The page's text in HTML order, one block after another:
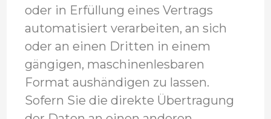
oder in Erfüllung eines Vertrags
automatisiert verarbeiten, an sich
oder an einen Dritten in einem
gängigen, maschinenlesbaren
Format aushändigen zu lassen.
Sofern Sie die direkte Übertragung